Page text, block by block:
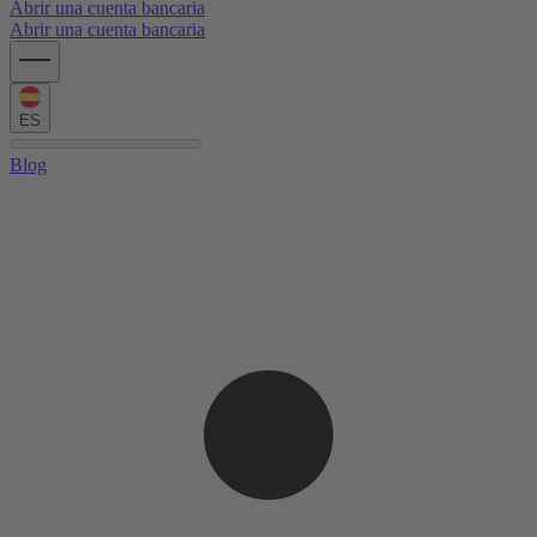
Abrir una cuenta bancaria
Abrir una cuenta bancaria
ES
Blog